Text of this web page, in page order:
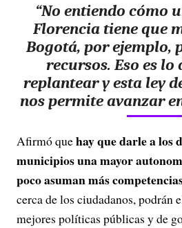
“No entiendo cómo
Florencia tiene que
Bogotá, por ejemplo,
recursos. Eso es lo
replantear y esta ley
nos permite avanzar
Afirmó quehay que darle a los
municipios una mayor
poco asuman más
cerca de los ciudadanos, podrán
mejores políticas públicas y de